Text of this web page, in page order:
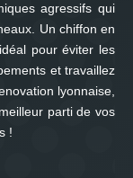
agressifs qui
Un chiffon en
pour éviter les
et travaillez
lyonnaise,
parti de vos
!